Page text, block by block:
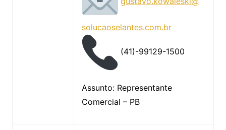
solucaoselantes.com.br
(41)-99129-1500
Assunto: Representante
Comercial – PB